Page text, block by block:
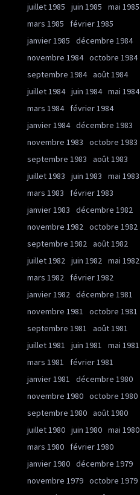
juillet 1985
juin 1985
mai 1985
mars 1985
février 1985
janvier 1985
décembre 1984
novembre 1984 octobre 1984
septembre 1984 août 1984
juillet 1984 juin 1984 mai 1984
mars 1984
février 1984
janvier 1984 décembre 1983
novembre 1983
octobre 1983
septembre 1983
août 1983
juillet 1983
juin 1983
mai 1983
mars 1983
février 1983
janvier 1983
décembre 1982
novembre 1982 octobre 1982
septembre 1982 août 1982
juillet 1982 juin 1982 mai 1982
mars 1982
février 1982
janvier 1982 décembre 1981
novembre 1981
octobre 1981
septembre 1981
août 1981
juillet 1981
juin 1981
mai 1981
mars 1981
février 1981
janvier 1981
décembre 1980
novembre 1980 octobre 1980
septembre 1980 août 1980
juillet 1980 juin 1980 mai 1980
mars 1980
février 1980
janvier 1980 décembre 1979
novembre 1979 octobre 1979